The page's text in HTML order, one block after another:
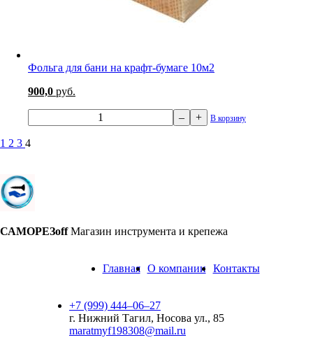
Фольга для бани на крафт-бумаге 10м2
900,0 руб.
– + В корзину
1 2 3 4
САМОРЕЗoff Магазин инструмента и крепежа
Главная О компании Контакты
+7 (999) 444‒06‒27
г. Нижний Тагил, Носова ул., 85
maratmyf198308@mail.ru